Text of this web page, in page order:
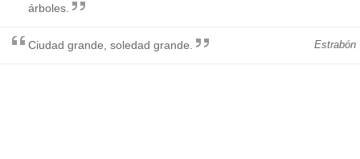
árboles.
Estrabón
Ciudad grande, soledad grande.